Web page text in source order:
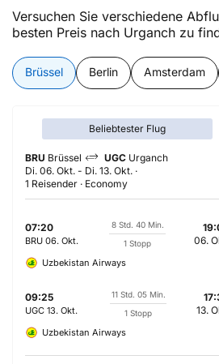
Versuchen Sie verschiedene
besten Preis nach Urganch zu
Brüssel Berlin Amsterdam
Beliebtester Flug
BRU Brüssel UGC Urganch
Di. 06. Okt. - Di. 13. Okt.
1 Reisender
Economy
07:20
BRU 06. Okt.
8 Std. 40 Min.
1 Stopp
06.
Uzbekistan Airways
09:25
UGC 13. Okt.
11 Std. 05 Min.
1 Stopp
13.
Uzbekistan Airways